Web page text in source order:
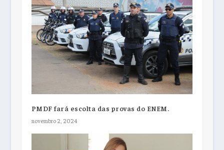
PMDF fará escolta das provas do ENEM.
novembro 2, 2024